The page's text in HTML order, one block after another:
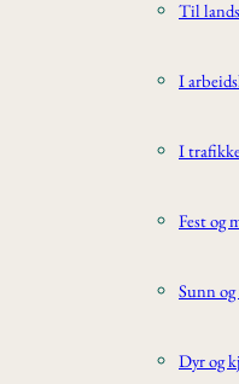
Til
I
I
Fest og
Sunn
Dyr og